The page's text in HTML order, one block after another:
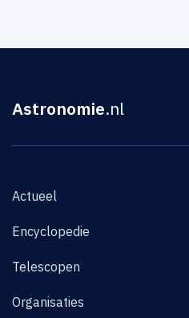
Astronomie.nl
Actueel
Encyclopedie
Telescopen
Organisaties